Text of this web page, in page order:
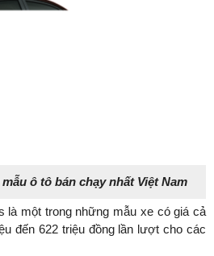
ô tô bán chạy nhất Việt Nam
là một trong những mẫu xe có giá cả
đến 622 triệu đồng lần lượt cho các